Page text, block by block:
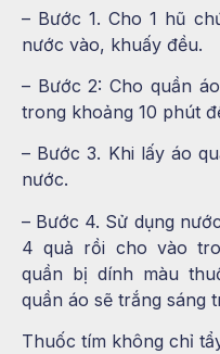
– Bước 1. Cho 1 hũ
nước vào, khuấy đều.
– Bước 2: Cho quần
trong khoảng 10 phút
– Bước 3. Khi lấy áo
nước.
– Bước 4. Sử dụng
4 quả rồi cho vào
quần bị dính màu
quần áo sẽ trắng sáng
Thuốc tím không chỉ